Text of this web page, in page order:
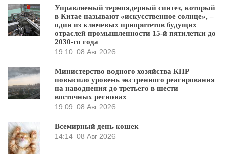
Управляемый термоядерный синтез, который
в Китае называют «искусственное солнце», –
один из ключевых приоритетов будущих
отраслей промышленности 15-й пятилетки до
2030-го года
19:10 08 Авг 2026
Министерство водного хозяйства КНР
повысило уровень экстренного реагирования
на наводнения до третьего в шести
восточных регионах
19:09 08 Авг 2026
Всемирный день кошек
14:14 08 Авг 2026